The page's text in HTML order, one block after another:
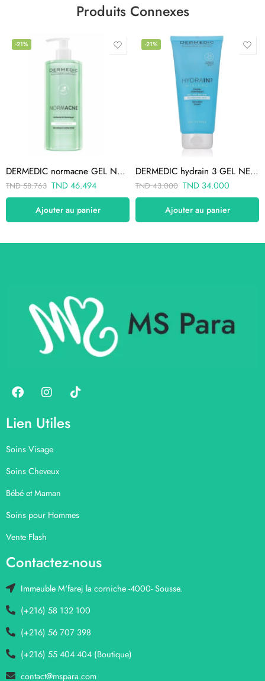
Produits Connexes
-21%
DERMEDIC normacne GEL NETTOYANT 500ml
TND58.763 TND46.494
Ajouter au panier
-21%
DERMEDIC hydrain 3 GEL NETTOYANT 200G
TND43.000 TND 34.000
Ajouter au panier
Lien Utiles
Soins Visage
Soins Cheveux
Bébé et Maman
Soins pour Hommes
Vente Flash
Contactez-nous
Immeuble M'farej la corniche -4000- Sousse.
(+216) 58 132 100
(+216) 56 707 398
(+216) 55 404 404 (Boutique)
contact@mspara.com